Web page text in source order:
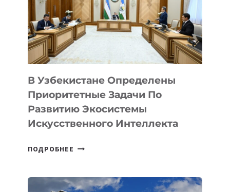
В Узбекистане Определены
Приоритетные Задачи По
Развитию Экосистемы
Искусственного Интеллекта
ПОДРОБНЕЕ
ПРИОРИТЕТНЫЕ